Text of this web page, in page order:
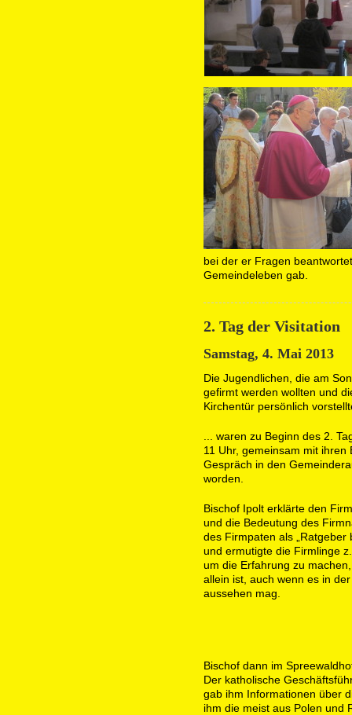
bei der er Fragen
Gemeindeleben gab.
2. Tag der Visitation
Samstag, 4. Mai 2013
Die Jugendlichen, die am
gefirmt werden wollten und
Kirchentür persönlich
... waren zu Beginn des 2.
11 Uhr, gemeinsam mit
Gespräch in den
worden.
Bischof Ipolt erklärte den
und die Bedeutung des
des Firmpaten als „Ratgeber
und ermutigte die Firmlinge
um die Erfahrung zu
allein ist, auch wenn es in
aussehen mag.
Bischof dann im
Der katholische
gab ihm Informationen über
ihm die meist aus Polen und